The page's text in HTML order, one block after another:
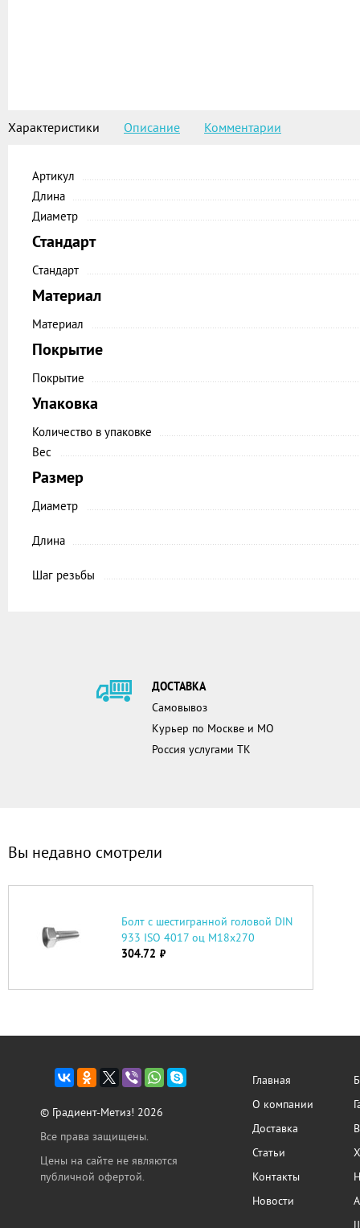
Характеристики Описание Комментарии
Артикул
Длина
Диаметр
Стандарт
Стандарт
Материал
Материал
Покрытие
Покрытие
Упаковка
Количество в упаковке
Вес
Размер
Диаметр
Длина
Шаг резьбы
ДОСТАВКА
Самовывоз
Курьер по Москве и МО
Россия услугами ТК
Вы недавно смотрели
Болт с шестигранной головой DIN
933 ISO 4017 оц М18х270
304.72 руб.
© Градиент-Метиз! 2026
Все права защищены.
Цены на сайте не являются
публичной офертой.
Главная
О компании
Доставка
Статьи
Контакты
Новости